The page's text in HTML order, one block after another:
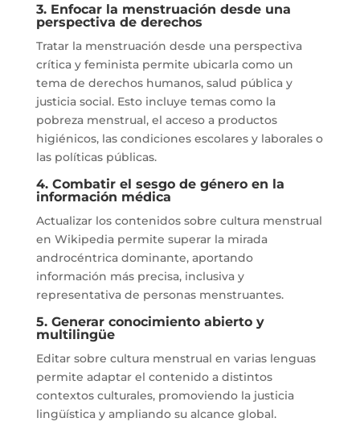
3. Enfocar la menstruación desde una
perspectiva de derechos
Tratar la menstruación desde una perspectiva
crítica y feminista permite ubicarla como un
tema de derechos humanos, salud pública y
justicia social. Esto incluye temas como la
pobreza menstrual, el acceso a productos
higiénicos, las condiciones escolares y laborales o
las políticas públicas.
4. Combatir el sesgo de género en la
información médica
Actualizar los contenidos sobre cultura menstrual
en Wikipedia permite superar la mirada
androcéntrica dominante, aportando
información más precisa, inclusiva y
representativa de personas menstruantes.
5. Generar conocimiento abierto y
multilingüe
Editar sobre cultura menstrual en varias lenguas
permite adaptar el contenido a distintos
contextos culturales, promoviendo la justicia
lingüística y ampliando su alcance global.